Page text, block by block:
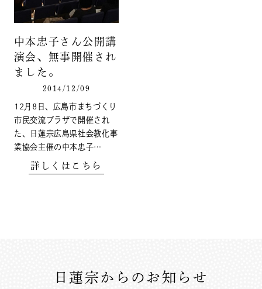
中本忠子さん公開講
演会、無事開催され
ました。
2014/12/09
12月8日、広島市まちづくり
市民交流プラザで開催され
た、日蓮宗広島県社会教化事
業協会主催の中本忠子…
詳しくはこちら
日蓮宗からのお知らせ